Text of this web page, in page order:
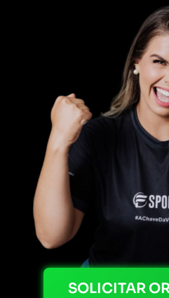
SOLICITAR